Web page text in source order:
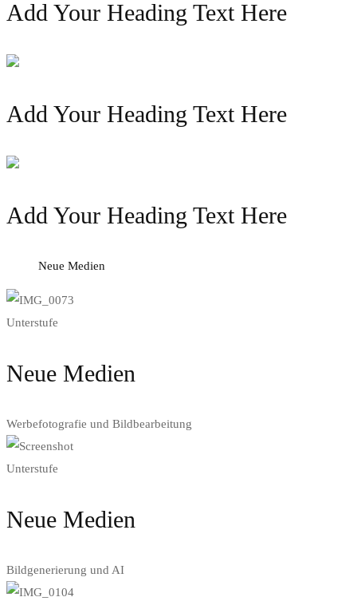
Add Your Heading Text Here
Add Your Heading Text Here
Add Your Heading Text Here
Neue Medien
Unterstufe
Neue Medien
Werbefotografie und Bildbearbeitung
Unterstufe
Neue Medien
Bildgenerierung und AI